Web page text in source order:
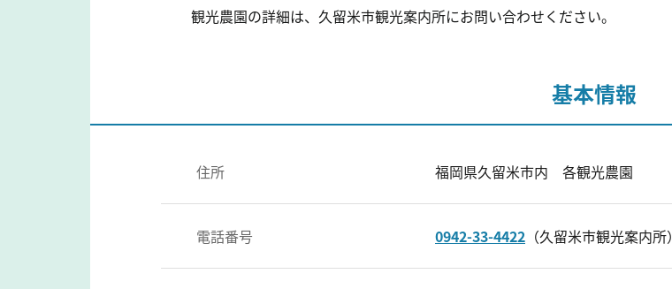
観光農園の詳細は、久留米市観光案内所にお問い合わせください。
基本情報
住所 福岡県久留米市内 各観光農園
電話番号 0942-33-4422 （久留米市観光案内所）